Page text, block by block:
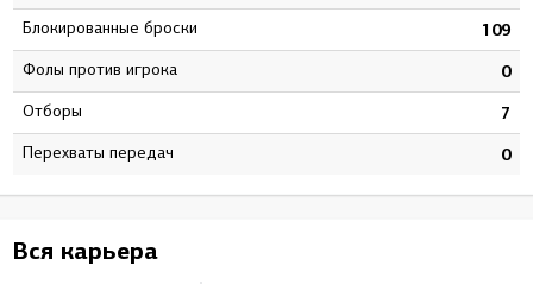
Блокированные броски 109
Фолы против игрока 0
Отборы 7
Перехваты передач 0
Вся карьера